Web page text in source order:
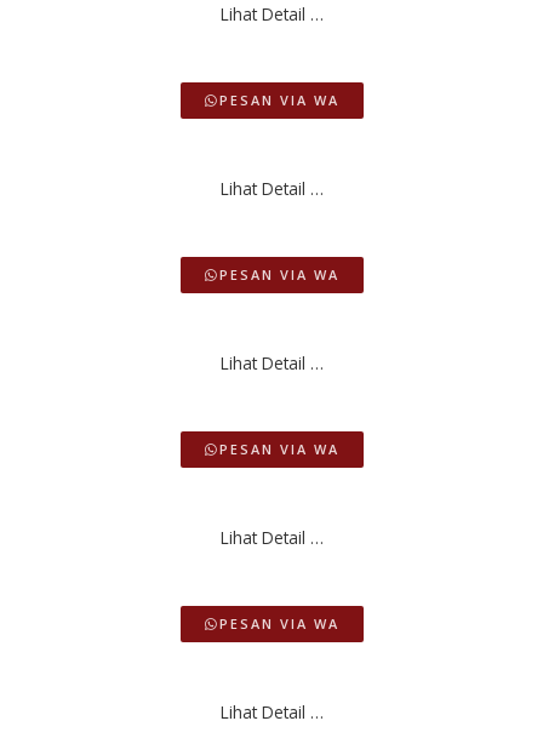
Lihat Detail …
PESAN VIA WA
Lihat Detail …
PESAN VIA WA
Lihat Detail …
PESAN VIA WA
Lihat Detail …
PESAN VIA WA
Lihat Detail …